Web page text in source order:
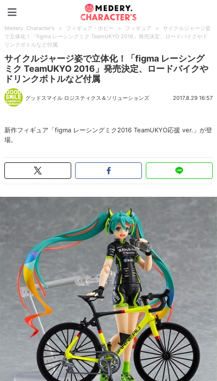
Medery. Character's > フィギュア・ホビー > フィギュア >
サイクルジャージ姿
で立体化！「figma レーシングミク TeamUKYO 2016」発売決定、ロードバイクやド
リンクボトルなど付属
サイクルジャージ姿で立体化！「figma レーシング
ミク TeamUKYO 2016」発売決定、ロードバイクや
ドリンクボトルなど付属
グッドスマイル ロジスティクス＆ソリューションズ 2017.8.29 16:57
新作フィギュア「figma レーシングミク2016 TeamUKYO応援 ver.」が登
場。